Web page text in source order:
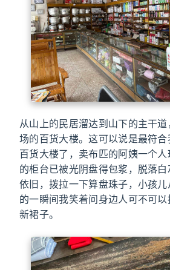
从山上的民居溜达到山下的主干
场的百货大楼。这可以说是最符
百货大楼了，卖布匹的阿姨一个
的柜台已被光阴盘得包浆，脱落
依旧，拨拉一下算盘珠子，小孩
的一瞬间我笑着问身边人可不可
新裙子。